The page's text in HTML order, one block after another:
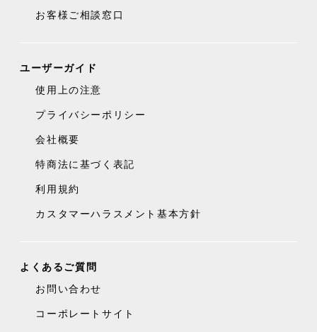
お客様ご相談窓口
ユーザーガイド
使用上の注意
プライバシーポリシー
会社概要
特商法に基づく表記
利用規約
カスタマーハラスメント基本方針
よくあるご質問
お問い合わせ
コーポレートサイト